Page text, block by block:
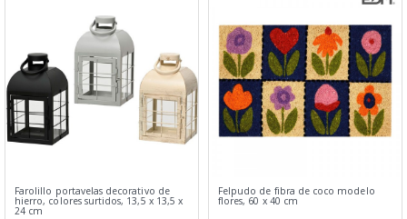
Farolillo portavelas decorativo de
hierro, colores surtidos, 13,5 x 13,5 x
24 cm
Felpudo de fibra de coco modelo
flores, 60 x 40 cm